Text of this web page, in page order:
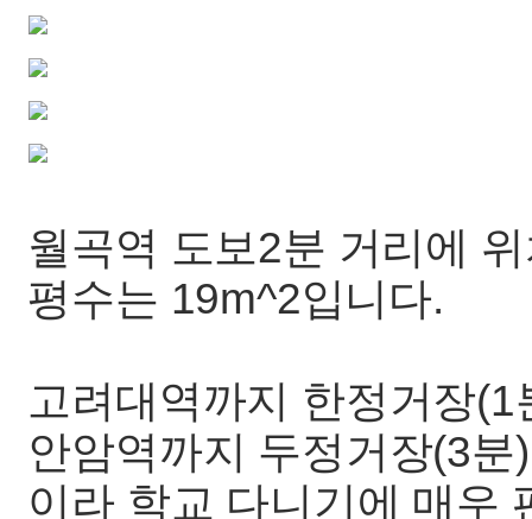
월곡역 도보2분 거리에
평수는 19m^2입니다.
고려대역까지 한정거장(1
안암역까지 두정거장(3분)
이라 학교 다니기에 매우